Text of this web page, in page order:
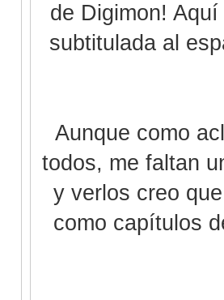
de Digimon!
subtitulada al
Aunque como
todos, me faltan
y verlos creo
como capítulos